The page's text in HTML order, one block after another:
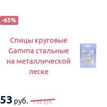
-65%
Спицы круговые
Gamma стальные
на металлической
леске
53 руб. 152руб.